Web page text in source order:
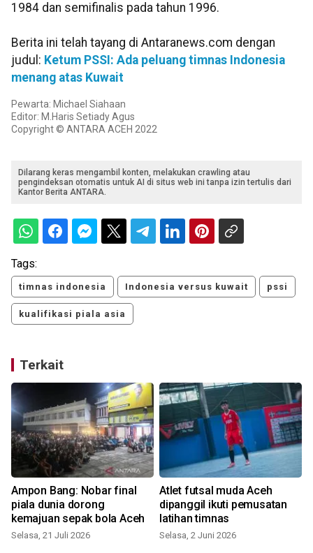
1984 dan semifinalis pada tahun 1996.
Berita ini telah tayang di Antaranews.com dengan
judul: Ketum PSSI: Ada peluang timnas Indonesia
menang atas Kuwait
Pewarta: Michael Siahaan
Editor: M.Haris Setiady Agus
Copyright © ANTARA ACEH 2022
Dilarang keras mengambil konten, melakukan crawling atau
pengindeksan otomatis untuk AI di situs web ini tanpa izin tertulis dari
Kantor Berita ANTARA.
Tags:
timnas indonesia Indonesia versus kuwait pssi
kualifikasi piala asia
Terkait
Ampon Bang: Nobar final
piala dunia dorong
kemajuan sepak bola Aceh
Selasa, 21 Juli 2026
Atlet futsal muda Aceh
dipanggil ikuti pemusatan
latihan timnas
Selasa, 2 Juni 2026